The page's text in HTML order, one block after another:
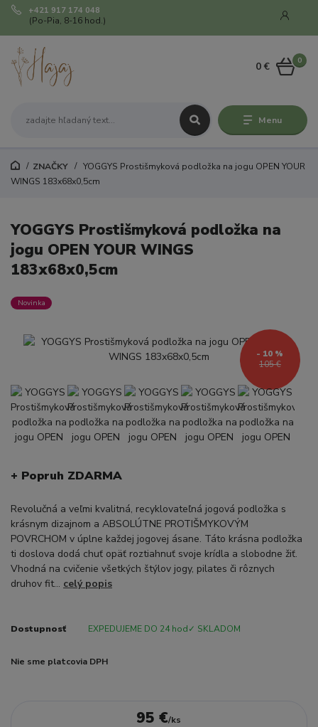
Menu
+421 917 174 048
(Po-Pia, 8-16 hod.)
0
0 €
ZNAČKY
YOGGYS Prostišmyková podložka na jogu OPEN YOUR
WINGS 183x68x0,5cm
YOGGYS Prostišmyková podložka na
jogu OPEN YOUR WINGS
183x68x0,5cm
Novinka
105 €
- 10 %
+ Popruh ZDARMA
Revolučná a veľmi kvalitná, recyklovateľná jogová podložka s
krásnym dizajnom a ABSOLÚTNE PROTIŠMYKOVÝM
POVRCHOM v úplne každej jogovej ásane. Táto krásna podložka
ti doslova dodá chuť opäť roztiahnuť svoje krídla a slobodne žiť.
Vhodná na cvičenie všetkých štýlov jogy, pilates či rôznych
druhov fit... celý popis
Dostupnosť EXPEDUJEME DO 24 hod✓ SKLADOM
Nie sme platcovia DPH
95 €/ks